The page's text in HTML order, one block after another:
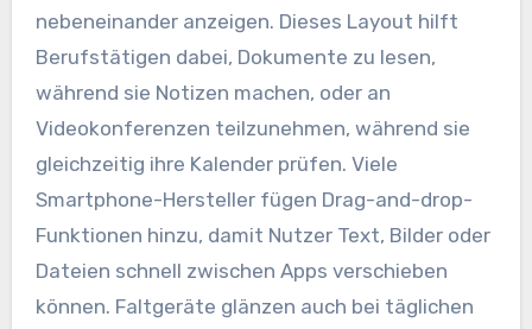
nebeneinander anzeigen. Dieses Layout hilft
Berufstätigen dabei, Dokumente zu lesen,
während sie Notizen machen, oder an
Videokonferenzen teilzunehmen, während sie
gleichzeitig ihre Kalender prüfen. Viele
Smartphone-Hersteller fügen Drag-and-drop-
Funktionen hinzu, damit Nutzer Text, Bilder oder
Dateien schnell zwischen Apps verschieben
können. Faltgeräte glänzen auch bei täglichen